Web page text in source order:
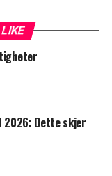
Dette skjer